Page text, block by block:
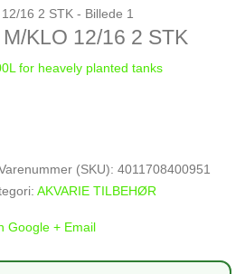
KLO 12/16 2 STK
for heavely planted tanks
(SKU): 4011708400951
AKVARIE TILBEHØR
Google + Email